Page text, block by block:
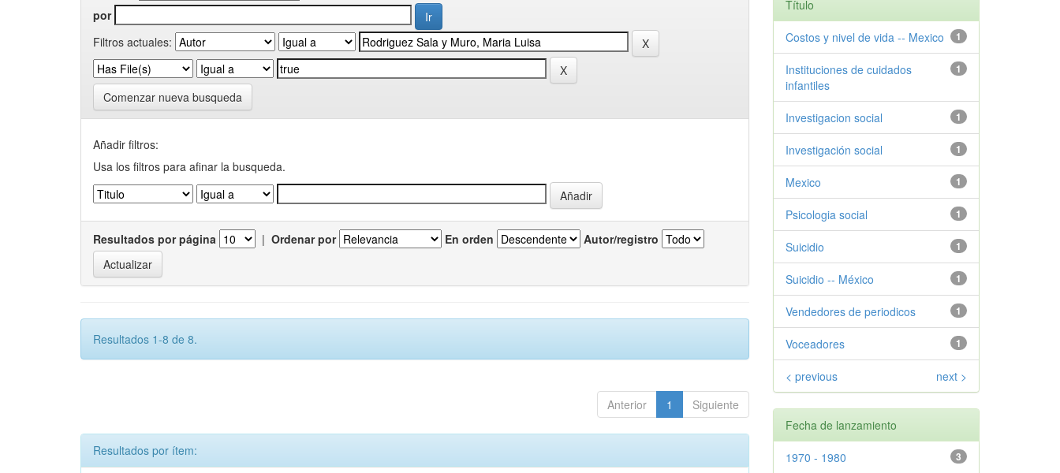
por
Filtros actuales:
Comenzar nueva busqueda
Añadir filtros:
Usa los filtros para afinar la busqueda.
Resultados por página | Ordenar por En orden Autor/registro
Resultados 1-8 de 8.
Anterior 1 Siguiente
Resultados por ítem:
Título
1
Costos y nivel de vida -- Mexico
1
Instituciones de cuidados
infantiles
1
Investigacion social
1
Investigación social
1
Mexico
1
Psicologia social
1
Suicidio
1
Suicidio -- México
1
Vendedores de periodicos
1
Voceadores
< previous next >
Fecha de lanzamiento
3
1970 - 1980